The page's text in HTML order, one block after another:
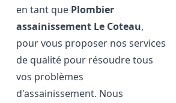
en tant que Plombier
assainissement Le Coteau,
pour vous proposer nos services
de qualité pour résoudre tous
vos problèmes
d'assainissement. Nous